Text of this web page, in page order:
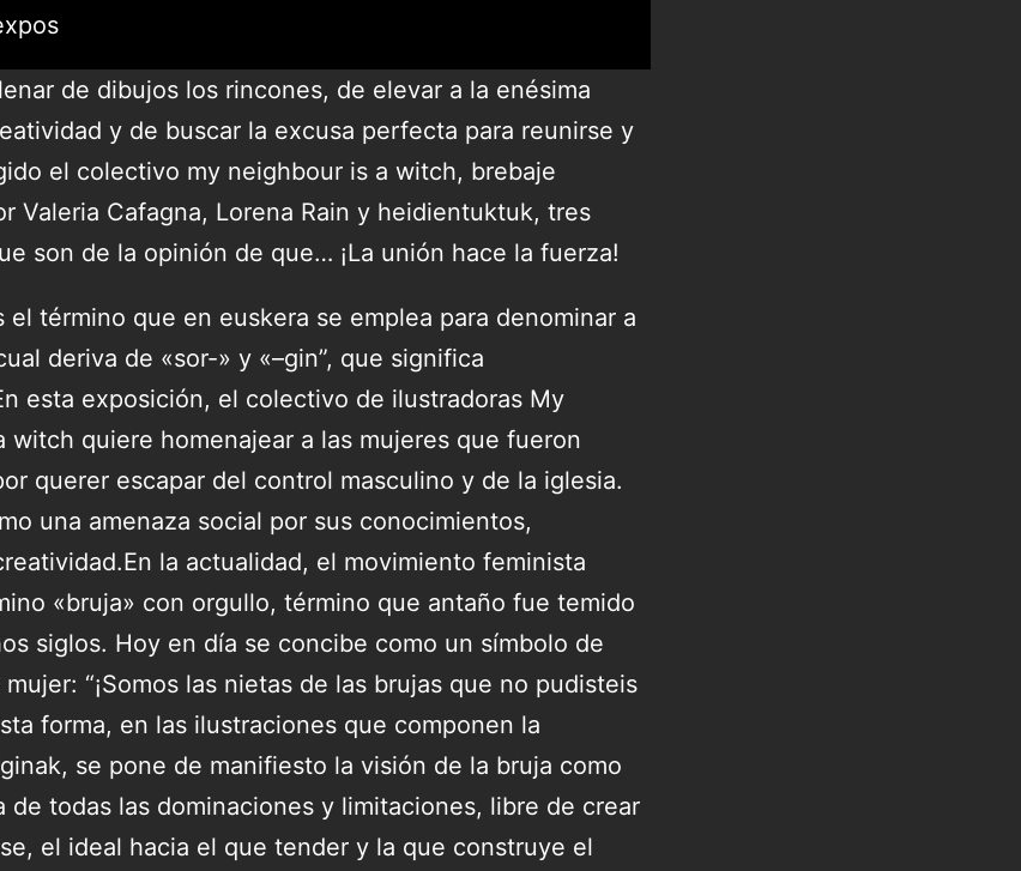
de dibujos los rincones, de elevar a la enésima
y de buscar la excusa perfecta para reunirse y
el colectivo my neighbour is a witch, brebaje
Valeria Cafagna, Lorena Rain y heidientuktuk, tres
son de la opinión de que… ¡La unión hace la fuerza!
el término que en euskera se emplea para denominar a
deriva de «sor-» y «–gin”, que significa
esta exposición, el colectivo de ilustradoras My
witch quiere homenajear a las mujeres que fueron
querer escapar del control masculino y de la iglesia.
una amenaza social por sus conocimientos,
la actualidad, el movimiento feminista
«bruja» con orgullo, término que antaño fue temido
siglos. Hoy en día se concibe como un símbolo de
“¡Somos las nietas de las brujas que no pudisteis
forma, en las ilustraciones que componen la
se pone de manifiesto la visión de la bruja como
de todas las dominaciones y limitaciones, libre de crear
el ideal hacia el que tender y la que construye el